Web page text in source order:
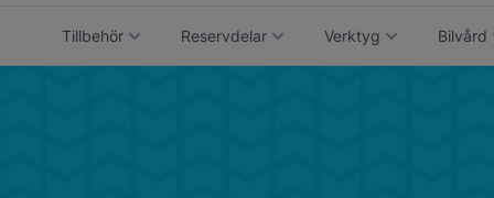
Tillbehör Reservdelar Verktyg Bilvård